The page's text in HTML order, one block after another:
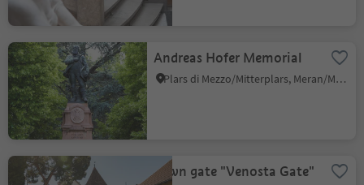
Andreas Hofer Memorial
Plars di Mezzo/Mitterplars, Meran/Merano, Meran/Merano and environs
Town gate "Venosta Gate"